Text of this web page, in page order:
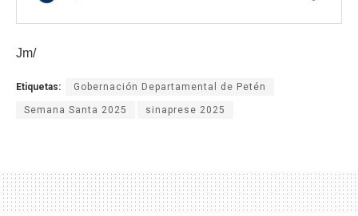
Jm/
Etiquetas: Gobernación Departamental de Petén
Semana Santa 2025 sinaprese 2025